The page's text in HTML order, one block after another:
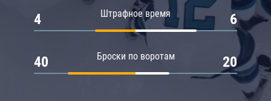
Штрафное время
4 6
Броски по воротам
40 20